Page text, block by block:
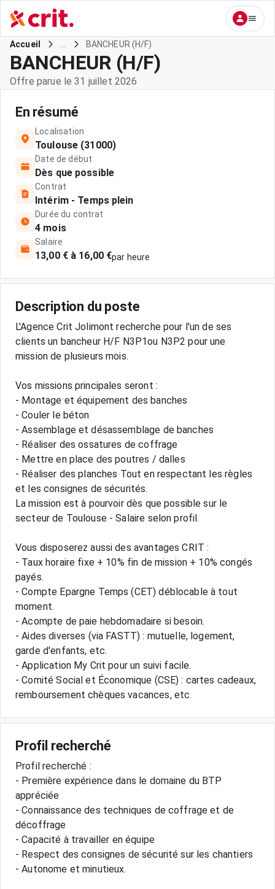
Accueil BANCHEUR (H/F)
BANCHEUR (H/F)
Offre parue le 31 juillet 2026
En résumé
Localisation
Toulouse (31000)
Date de début
Dès que possible
Contrat
Intérim - Temps plein
Durée du contrat
4 mois
Salaire
13,00 € à 16,00 €par heure
Description du poste
L'Agence Crit Jolimont recherche pour l'un de ses
clients un bancheur H/F N3P1ou N3P2 pour une
mission de plusieurs mois.
Vos missions principales seront :
- Montage et équipement des banches
- Couler le béton
- Assemblage et désassemblage de banches
- Réaliser des ossatures de coffrage
- Mettre en place des poutres / dalles
- Réaliser des planches Tout en respectant les règles
et les consignes de sécurités.
La mission est à pourvoir dès que possible sur le
secteur de Toulouse - Salaire selon profil.
Vous disposerez aussi des avantages CRIT :
- Taux horaire fixe + 10% fin de mission + 10% congés
payés.
- Compte Epargne Temps (CET) déblocable à tout
moment.
- Acompte de paie hebdomadaire si besoin.
- Aides diverses (via FASTT) : mutuelle, logement,
garde d'enfants, etc.
- Application My Crit pour un suivi facile.
- Comité Social et Économique (CSE) : cartes cadeaux,
Profil recherché
Profil recherché :
- Première expérience dans le domaine du BTP
appréciée
- Connaissance des techniques de coffrage et de
décoffrage
- Capacité à travailler en équipe
- Respect des consignes de sécurité sur les chantiers
- Autonome et minutieux.